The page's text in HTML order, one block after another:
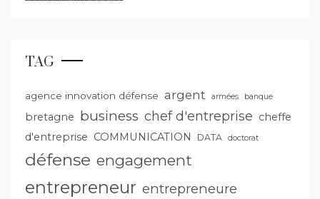
TAG
agence innovation défense argent armées banque
bretagne business chef d'entreprise cheffe
d'entreprise COMMUNICATION DATA doctorat
défense engagement
entrepreneur entrepreneure